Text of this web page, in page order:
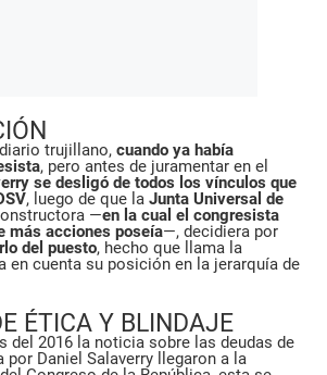
trujillano, cuando ya había
, pero antes de juramentar en el
se desligó de todos los vínculos que
, luego de que la Junta Universal de
—en la cual el congresista
más acciones poseía—, decidiera por
del puesto, hecho que llama la
en cuenta su posición en la jerarquía de
ÉTICA Y BLINDAJE
del 2016 la noticia sobre las deudas de
por Daniel Salaverry llegaron a la